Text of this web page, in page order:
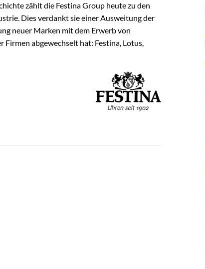
zählt die Festina Group heute zu den
Dies verdankt sie einer Ausweitung der
neuer Marken mit dem Erwerb von
Firmen abgewechselt hat: Festina, Lotus,